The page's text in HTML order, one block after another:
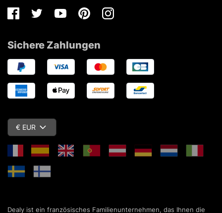
FacebookTwitterYoutubePinterestInstagram
Sichere Zahlungen
€ EUR
Dealy ist ein französisches Familienunternehmen, das Ihnen die